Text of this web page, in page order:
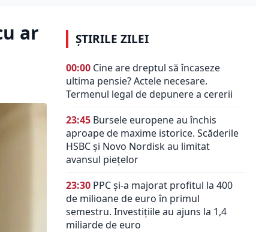
ar
ȘTIRILE ZILEI
00:00 Cine are dreptul să încaseze
ultima pensie? Actele necesare.
Termenul legal de depunere a cererii
23:45 Bursele europene au închis
aproape de maxime istorice. Scăderile
HSBC și Novo Nordisk au limitat
avansul piețelor
23:30 PPC și-a majorat profitul la 400
de milioane de euro în primul
semestru. Investițiile au ajuns la 1,4
miliarde de euro